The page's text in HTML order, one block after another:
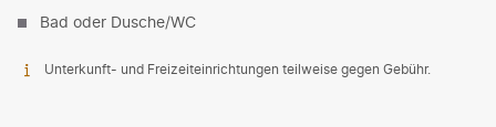
Bad oder Dusche/WC
Unterkunft- und Freizeiteinrichtungen teilweise gegen Gebühr.